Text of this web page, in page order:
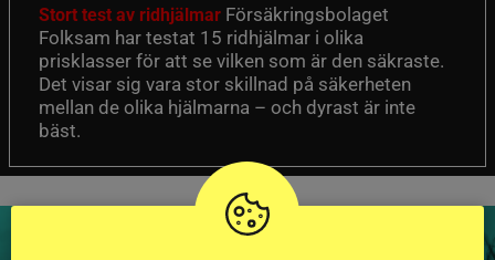
Stort test av ridhjälmar Försäkringsbolaget
Folksam har testat 15 ridhjälmar i olika
prisklasser för att se vilken som är den säkraste.
Det visar sig vara stor skillnad på säkerheten
mellan de olika hjälmarna – och dyrast är inte
bäst.